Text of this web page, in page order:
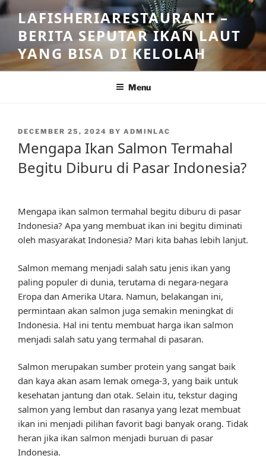
Skip
to
content
LAFISHERIARESTAURANT –
BERITA SEPUTAR IKAN LAUT
YANG BISA DI KELOLAH
Menu
POSTED
DECEMBER 25, 2024 BY ADMINLAC
Mengapa Ikan Salmon Termahal
Begitu Diburu di Pasar Indonesia?
Mengapa ikan salmon termahal begitu diburu di pasar
Indonesia? Apa yang membuat ikan ini begitu diminati
oleh masyarakat Indonesia? Mari kita bahas lebih lanjut.
Salmon memang menjadi salah satu jenis ikan yang
paling populer di dunia, terutama di negara-negara
Eropa dan Amerika Utara. Namun, belakangan ini,
permintaan akan salmon juga semakin meningkat di
Indonesia. Hal ini tentu membuat harga ikan salmon
menjadi salah satu yang termahal di pasaran.
Salmon merupakan sumber protein yang sangat baik
dan kaya akan asam lemak omega-3, yang baik untuk
kesehatan jantung dan otak. Selain itu, tekstur daging
salmon yang lembut dan rasanya yang lezat membuat
ikan ini menjadi pilihan favorit bagi banyak orang. Tidak
heran jika ikan salmon menjadi buruan di pasar
Indonesia.